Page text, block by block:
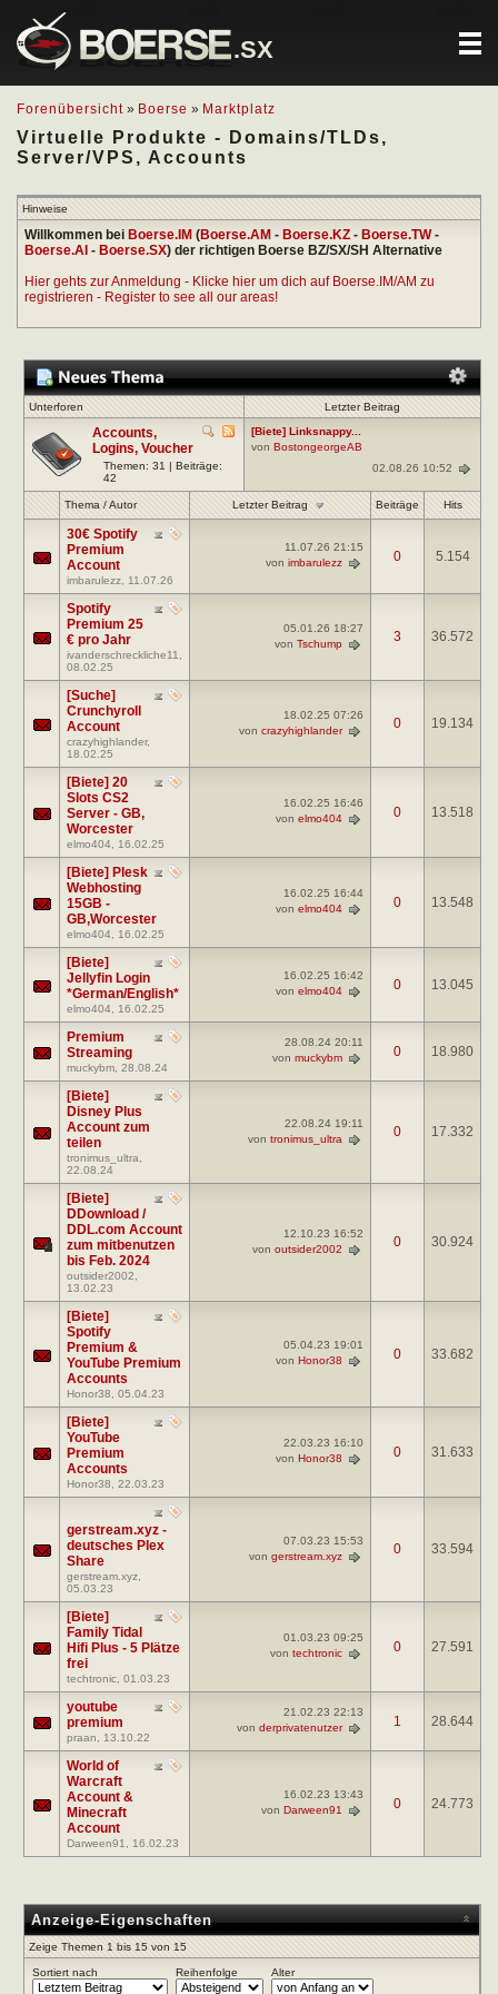
.SX
Forenübersicht » Boerse » Marktplatz
Virtuelle Produkte - Domains/TLDs,
Server/VPS, Accounts
Hinweise
Willkommen bei Boerse.IM (Boerse.AM - Boerse.KZ - Boerse.TW-
Boerse.AI - Boerse.SX) der richtigen Boerse BZ/SX/SH Alternative
Hier gehts zur Anmeldung - Klicke hier um dich auf Boerse.IM/AM zu
registrieren - Register to see all our areas!
Unterforen Letzter Beitrag
Accounts,
Logins, Voucher
Themen: 31 | Beiträge:
42
[Biete] Linksnappy...
von BostongeorgeAB
02.08.26 10:52
Thema/Autor Letzter Beitrag Beiträge Hits
30€ Spotify
Premium
Account
imbarulezz , 11.07.26
11.07.26 21:15
von imbarulezz 0 5.154
Spotify
Premium 25
€ pro Jahr
ivanderschreckliche11
08.02.25
05.01.26 18:27
von Tschump 3 36.572
[Suche]
Crunchyroll
Account
crazyhighlander,
18.02.25
18.02.25 07:26
von crazyhighlander 0 19.134
[Biete] 20
Slots CS2
Server - GB,
Worcester
elmo404 , 16.02.25
16.02.25 16:46
von elmo404 0 13.518
[Biete] Plesk
Webhosting
15GB -
GB,Worcester
elmo404 , 16.02.25
16.02.25 16:44
von elmo404 0 13.548
[Biete]
Jellyfin Login
*German/English*
elmo404 , 16.02.25
16.02.25 16:42
von elmo404 0 13.045
Premium
Streaming
muckybm , 28.08.24
28.08.24 20:11
von muckybm 0 18.980
[Biete]
Disney Plus
Account zum
teilen
tronimus_ultra
22.08.24
22.08.24 19:11
von tronimus_ultra 0 17.332
[Biete]
DDownload /
DDL.com Account
zum mitbenutzen
bis Feb. 2024
outsider2002
13.02.23
12.10.23 16:52
von outsider2002 0 30.924
[Biete]
Spotify
Premium &
YouTube Premium
Accounts
Honor38 , 05.04.23
05.04.23 19:01
von Honor38 0 33.682
[Biete]
YouTube
Premium
Accounts
Honor38 , 22.03.23
22.03.23 16:10
von Honor38 0 31.633
gerstream.xyz -
deutsches Plex
Share
gerstream.xyz
05.03.23
07.03.23 15:53
von gerstream.xyz 0 33.594
[Biete]
Family Tidal
Hifi Plus - 5 Plätze
frei
techtronic , 01.03.23
01.03.23 09:25
von techtronic 0 27.591
youtube
premium
praan , 13.10.22
21.02.23 22:13
von derprivatenutzer 1 28.644
World of
Warcraft
Account &
Minecraft
Account
Darween91 , 16.02.23
16.02.23 13:43
von Darween91 0 24.773
Anzeige-Eigenschaften
Zeige Themen 1 bis 15 von 15
Sortiert nach Reihenfolge Alter